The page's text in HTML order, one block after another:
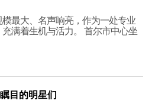
最大、名声响亮，作为一处专业
满着生机与活力。 首尔市中心坐
目的明星们